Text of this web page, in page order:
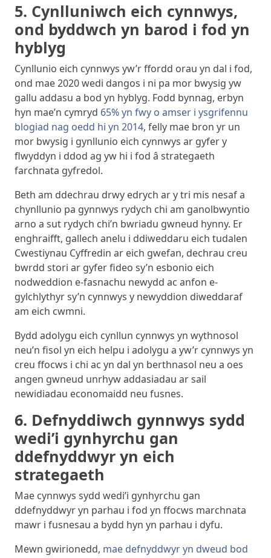
5. Cynlluniwch eich cynnwys,
ond byddwch yn barod i fod yn
hyblyg
Cynllunio eich cynnwys yw’r ffordd orau yn dal i fod,
ond mae 2020 wedi dangos i ni pa mor bwysig yw
gallu addasu a bod yn hyblyg. Fodd bynnag, erbyn
hyn mae’n cymryd 65% yn fwy o amser i ysgrifennu
blogiad nag oedd hi yn 2014, felly mae bron yr un
mor bwysig i gynllunio eich cynnwys ar gyfer y
flwyddyn i ddod ag yw hi i fod â strategaeth
farchnata gyfredol.
Beth am ddechrau drwy edrych ar y tri mis nesaf a
chynllunio pa gynnwys rydych chi am ganolbwyntio
arno a sut rydych chi’n bwriadu gwneud hynny. Er
enghraifft, gallech anelu i ddiweddaru eich tudalen
Cwestiynau Cyffredin ar eich gwefan, dechrau creu
bwrdd stori ar gyfer fideo sy’n esbonio eich
nodweddion e-fasnachu newydd ac anfon e-
gylchlythyr sy’n cynnwys y newyddion diweddaraf
am eich cwmni.
Bydd adolygu eich cynllun cynnwys yn wythnosol
neu’n fisol yn eich helpu i adolygu a yw’r cynnwys yn
creu ffocws i chi ac yn dal yn berthnasol neu a oes
angen gwneud unrhyw addasiadau ar sail
newidiadau economaidd neu fusnes.
6. Defnyddiwch gynnwys sydd
wedi’i gynhyrchu gan
ddefnyddwyr yn eich
strategaeth
Mae cynnwys sydd wedi’i gynhyrchu gan
ddefnyddwyr yn parhau i fod yn ffocws marchnata
mawr i fusnesau a bydd hyn yn parhau i dyfu.
Mewn gwirionedd, mae defnyddwyr yn dweud bod